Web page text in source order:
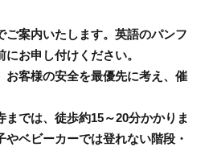
ご案内いたします。英語のパンフ
お申し付けください。
お客様の安全を最優先に考え、催
までは、徒歩約15～20分かかりま
ベビーカーでは登れない階段・